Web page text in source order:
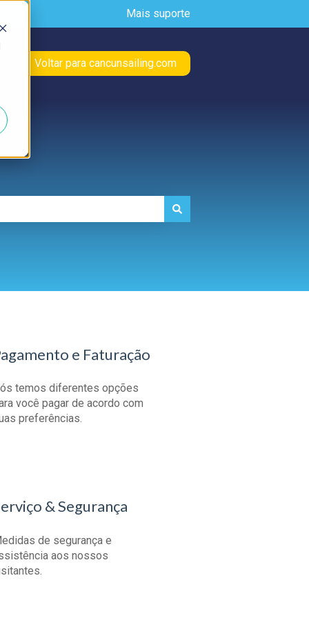
Mais suporte
Voltar para cancunsailing.com
e Faturação
temos diferentes opções
você pagar de acordo com
preferências.
& Segurança
de segurança e
aos nossos